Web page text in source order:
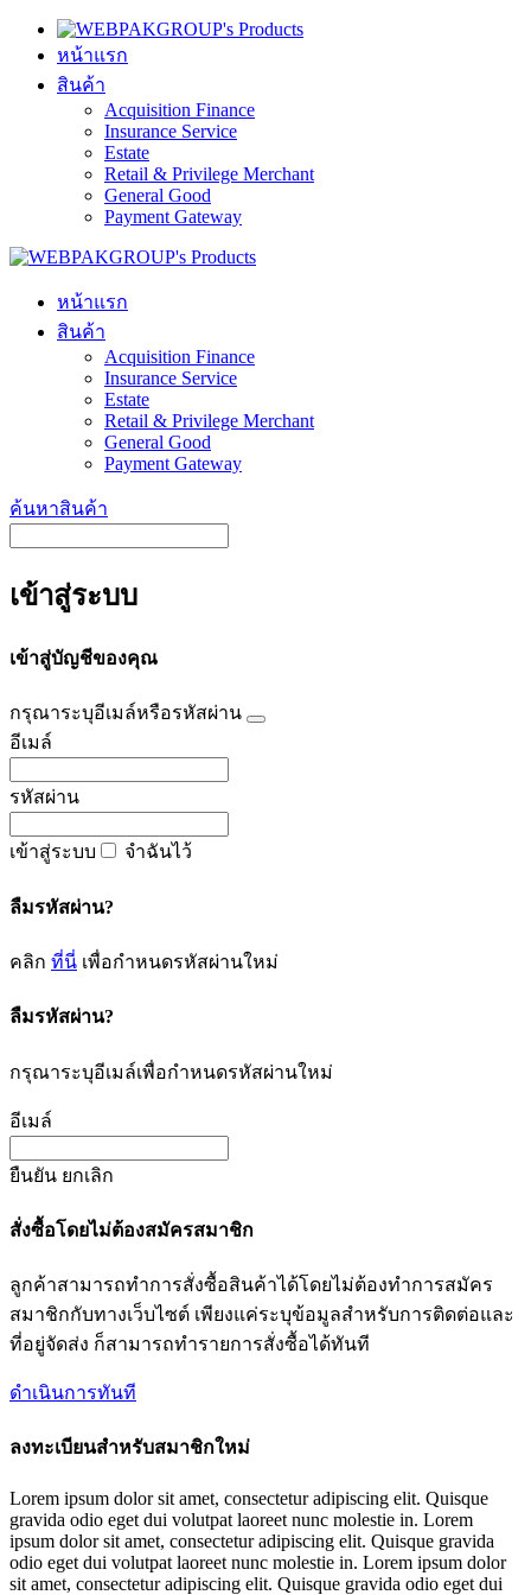
หน้าแรก
สินค้า
Acquisition Finance
Insurance Service
Estate
Retail & Privilege Merchant
General Good
Payment Gateway
หน้าแรก
สินค้า
Acquisition Finance
Insurance Service
Estate
Retail & Privilege Merchant
General Good
Payment Gateway
ค้นหาสินค้า
เข้าสู่ระบบ
เข้าสู่บัญชีของคุณ
กรุณาระบุอีเมล์หรือรหัสผ่าน
อีเมล์
รหัสผ่าน
เข้าสู่ระบบ จำฉันไว้
ลืมรหัสผ่าน?
คลิก ที่นี่ เพื่อกำหนดรหัสผ่านใหม่
ลืมรหัสผ่าน?
กรุณาระบุอีเมล์เพื่อกำหนดรหัสผ่านใหม่
อีเมล์
ยืนยัน ยกเลิก
สั่งซื้อโดยไม่ต้องสมัครสมาชิก
ลูกค้าสามารถทำการสั่งซื้อสินค้าได้โดยไม่ต้องทำการสมัคร
สมาชิกกับทางเว็บไซต์ เพียงแค่ระบุข้อมูลสำหรับการติดต่อและ
ที่อยู่จัดส่ง ก็สามารถทำรายการสั่งซื้อได้ทันที
ดำเนินการทันที
ลงทะเบียนสำหรับสมาชิกใหม่
Lorem ipsum dolor sit amet, consectetur adipiscing elit. Quisque
gravida odio eget dui volutpat laoreet nunc molestie in. Lorem
ipsum dolor sit amet, consectetur adipiscing elit. Quisque gravida
odio eget dui volutpat laoreet nunc molestie in. Lorem ipsum dolor
sit amet, consectetur adipiscing elit. Quisque gravida odio eget dui